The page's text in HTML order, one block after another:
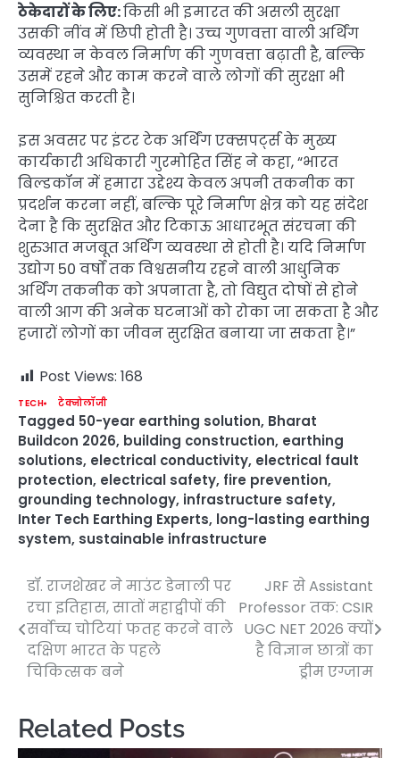
ठेकेदारों के लिए:किसी भी इमारत की असली सुरक्षा
उसकी नींव में छिपी होती है। उच्च गुणवत्ता वाली अर्थिंग
व्यवस्था न केवल निर्माण की गुणवत्ता बढ़ाती है, बल्कि
उसमें रहने और काम करने वाले लोगों की सुरक्षा भी
सुनिश्चित करती है।
इस अवसर पर इंटर टेक अर्थिंग एक्सपर्ट्स के मुख्य
कार्यकारी अधिकारी गुरमोहित सिंह ने कहा, “भारत
बिल्डकॉन में हमारा उद्देश्य केवल अपनी तकनीक का
प्रदर्शन करना नहीं, बल्कि पूरे निर्माण क्षेत्र को यह संदेश
देना है कि सुरक्षित और टिकाऊ आधारभूत संरचना की
शुरुआत मजबूत अर्थिंग व्यवस्था से होती है। यदि निर्माण
उद्योग 50 वर्षों तक विश्वसनीय रहने वाली आधुनिक
अर्थिंग तकनीक को अपनाता है, तो विद्युत दोषों से होने
वाली आग की अनेक घटनाओं को रोका जा सकता है और
हजारों लोगों का जीवन सुरक्षित बनाया जा सकता है।”
Post Views: 168
TECH टेक्नोलॉजी
Tagged 50-year earthing solution, Bharat
Buildcon 2026, building construction, earthing
solutions, electrical conductivity, electrical fault
protection, electrical safety, fire prevention,
grounding technology, infrastructure safety,
Inter Tech Earthing Experts, long-lasting earthing
system, sustainable infrastructure
Post
navigation
डॉ. राजशेखर ने माउंट डेनाली पर
रचा इतिहास, सातों महाद्वीपों की
सर्वोच्च चोटियां फतह करने वाले
दक्षिण भारत के पहले
चिकित्सक बने
JRF से Assistant
Professor तक: CSIR
UGC NET 2026 क्यों
है विज्ञान छात्रों का
ड्रीम एग्जाम
Related Posts